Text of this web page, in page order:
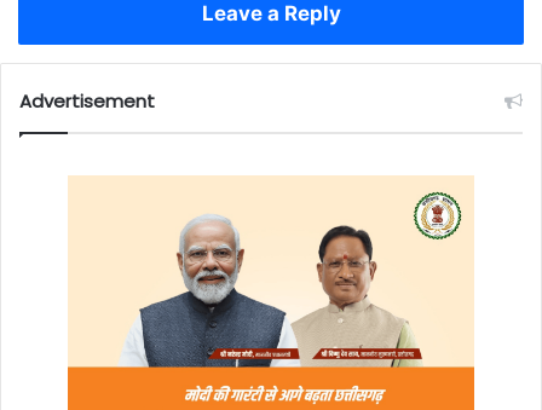
Leave a Reply
Advertisement